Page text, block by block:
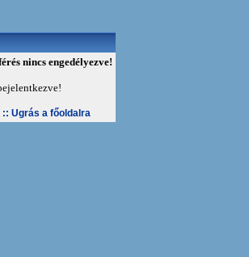
nincs engedélyezve!
:: Ugrás a főoldalra